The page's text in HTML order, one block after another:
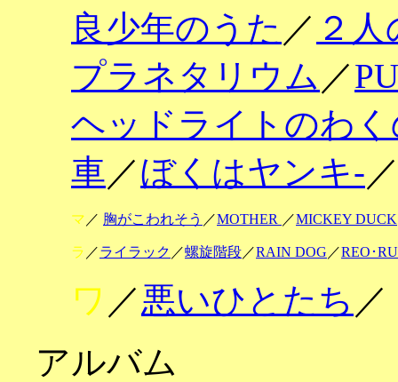
良少年のうた ／ ２
プラネタリウム ／
ヘッドライトのわ
車／ぼくはヤンキ-
マ ／ 胸がこわれそう ／MOTHER ／MICKEY DUCK
ラ ／ライラック ／螺旋階段／RAIN DOG ／REO･
ワ ／悪いひとたち ／
アルバム